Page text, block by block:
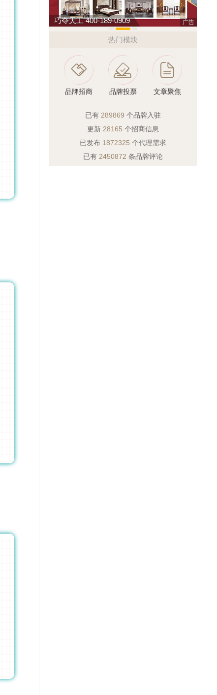
巧夺天工 400-189-0909 广告
热门模块
品牌招商 品牌投票 文章聚焦
已有 289869 个品牌入驻
更新 28165 个招商信息
已发布 1872325 个代理需求
已有 2450872 条品牌评论